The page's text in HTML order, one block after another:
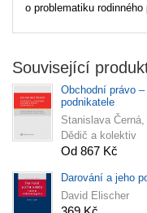
o problematiku rodinného
Související
Obchodní právo
podnikatele
Stanislava
Dědič a kolektiv
Od 867 Kč
Darování a jeho
David Elischer